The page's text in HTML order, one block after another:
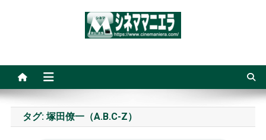
タグ: 塚田僚一（A.B.C-Z）